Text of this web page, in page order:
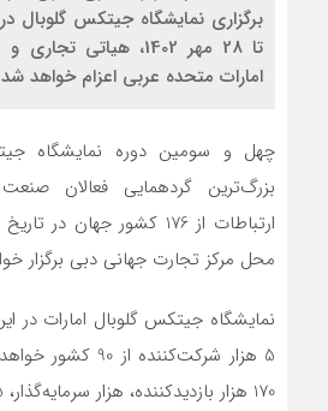
تا 28 مهر 1402، هیاتی
امارات متحده عربی اعزام خواهد
چهل و سومین دوره نمایشگاه
بزرگ‌ترین گردهمایی فعالان
محل مرکز تجارت جهانی دبی برگزار
نمایشگاه جیتکس گلوبال امارات در
5 هزار شرکت‌کننده